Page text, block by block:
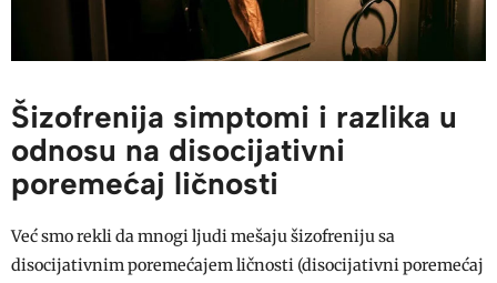
Šizofrenija simptomi i razlika u
odnosu na disocijativni
poremećaj ličnosti
Već smo rekli da mnogi ljudi mešaju šizofreniju sa
disocijativnim poremećajem ličnosti (disocijativni poremećaj